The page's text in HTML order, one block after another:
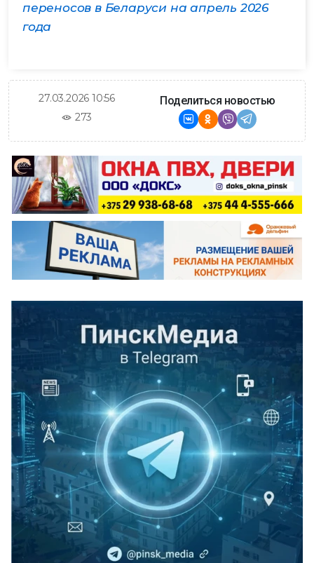
переносов в Беларуси на апрель 2026
года
27.03.2026 10:56
273
Поделиться новостью